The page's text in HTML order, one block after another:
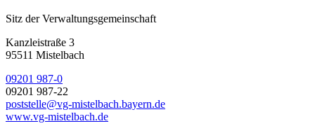
Sitz der Verwaltungsgemeinschaft
Kanzleistraße 3
95511 Mistelbach
09201 987-0
09201 987-22
poststelle@vg-mistelbach.bayern.de
www.vg-mistelbach.de